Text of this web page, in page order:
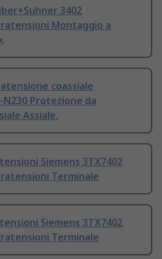
3402
Montaggio a
coassiale
N230 Protezione da
Assiale,
Siemens 3TX7402
Terminale
Siemens 3TX7402
Terminale